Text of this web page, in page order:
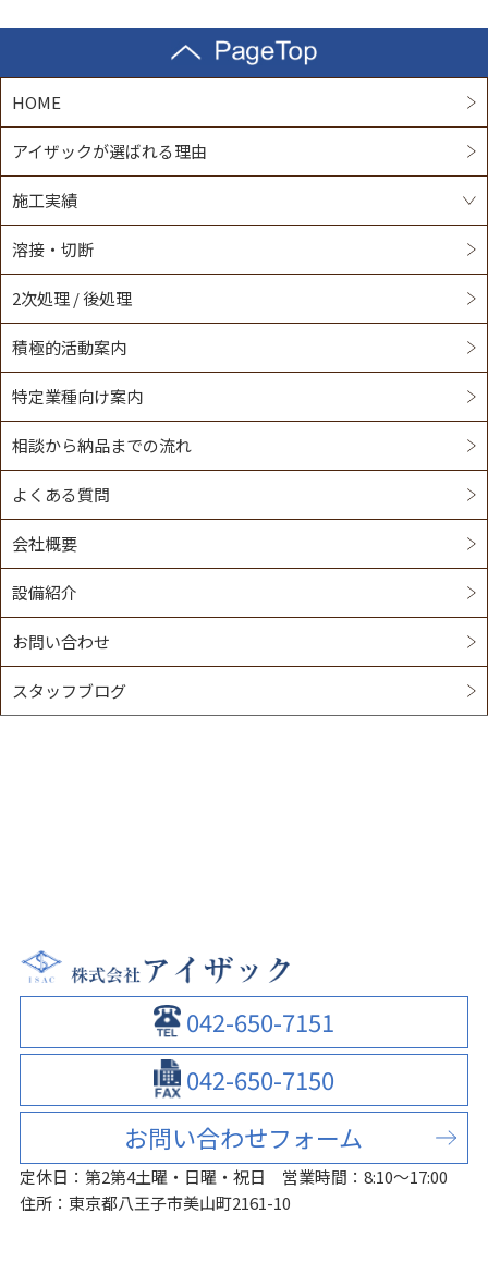
HOME
アイザックが選ばれる理由
施工実績
溶接・切断
2次処理 / 後処理
積極的活動案内
特定業種向け案内
相談から納品までの流れ
よくある質問
会社概要
設備紹介
お問い合わせ
スタッフブログ
042-650-7151
042-650-7150
お問い合わせフォーム
定休日：第2第4土曜・日曜・祝日
営業時間：8:10～17:00
住所：東京都八王子市美山町2161-10